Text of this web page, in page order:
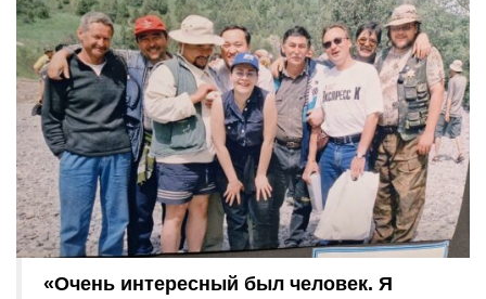
«Очень интересный был человек. Я